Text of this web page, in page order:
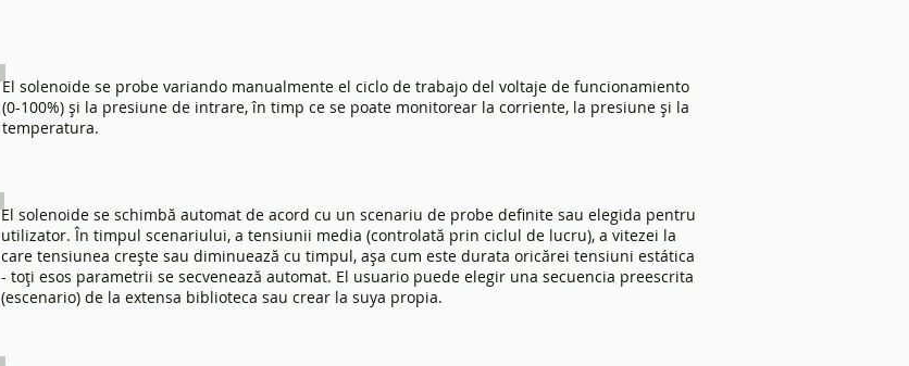
El solenoide se probe variando manualmente el ciclo de trabajo del voltaje de funcionamiento
(0-100%) și la presiune de intrare, în timp ce se poate monitorear la corriente, la presiune și la
temperatura.
El solenoide se schimbă automat de acord cu un scenariu de probe definite sau elegida pentru
utilizator. În timpul scenariului, a tensiunii media (controlată prin ciclul de lucru), a vitezei la
care tensiunea crește sau diminuează cu timpul, așa cum este durata oricărei tensiuni estática
- toți esos parametrii se secvenează automat. El usuario puede elegir una secuencia preescrita
(escenario) de la extensa biblioteca sau crear la suya propia.